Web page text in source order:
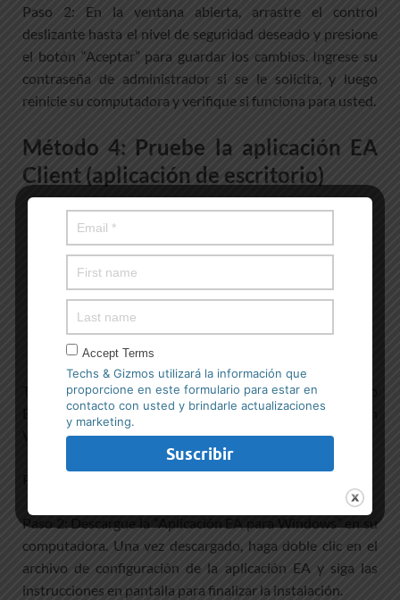
Paso 2: En la ventana abierta, arrastre el control
deslizante hasta el nivel de seguridad deseado y presione
el botón “Aceptar” para guardar los cambios. Ingrese su
contraseña de administrador si se le solicita, y luego
reinicie su computadora y verifique si funciona para usted.
Método 4: Pruebe la aplicación EA
Client (aplicación de escritorio)
También puede intentar solucionar el problema utilizando
EA Client / aplicación de escritorio en su computadora con
Windows 10 y verificar si funciona para usted.
Paso 2: Descargue la “Aplicación EA para Windows” en su
computadora. Una vez descargado, haga doble clic en el
archivo de configuración de la aplicación EA y siga las
instrucciones en pantalla para finalizar la instalación.
Accept Terms
Techs & Gizmos utilizará la información que
proporcione en este formulario para estar en
contacto con usted y brindarle actualizaciones
y marketing.